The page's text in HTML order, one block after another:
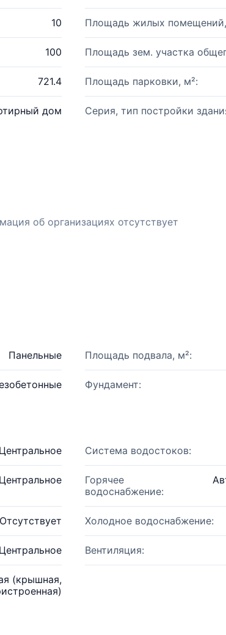
10 Площадь жилых
100 Площадь зем. участка
721.4 Площадь парковки, м²:
дом Серия, тип постройки
об организациях отсутствует
Панельные Площадь подвала, м²:
Фундамент:
Центральное Система водостоков:
Центральное
Горячее
водоснабжение:
Отсутствует Холодное водоснабжение:
Центральное Вентиляция:
(крышная,